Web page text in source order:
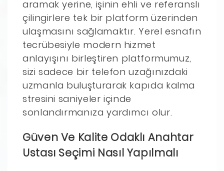
aramak yerine, işinin ehli ve referanslı
çilingirlere tek bir platform üzerinden
ulaşmasını sağlamaktır. Yerel esnafın
tecrübesiyle modern hizmet
anlayışını birleştiren platformumuz,
sizi sadece bir telefon uzağınızdaki
uzmanla buluşturarak kapıda kalma
stresini saniyeler içinde
sonlandırmanıza yardımcı olur.
Güven Ve Kalite Odaklı Anahtar
Ustası Seçimi Nasıl Yapılmalı